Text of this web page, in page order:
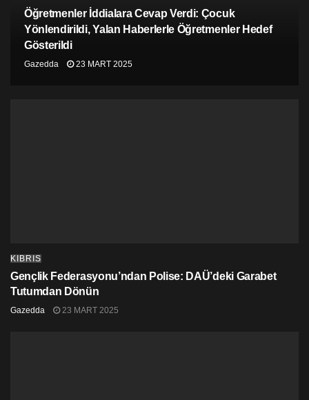
Uzman ekibin görüştüğü Kıbrıslı Türkler
Öğretmenler İddialara Cevap Verdi: Çocuk
Yönlendirildi, Yalan Haberlerle Öğretmenler Hedef
Gösterildi
Gazedda 23 MART 2025
KIBRIS
Gençlik Federasyonu’ndan Polise: DAÜ’deki Garabet
Tutumdan Dönün
Gazedda 23 MART 2025